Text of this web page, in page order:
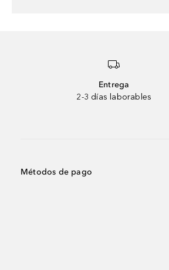
Entrega
2-3 días laborables
Métodos de pago